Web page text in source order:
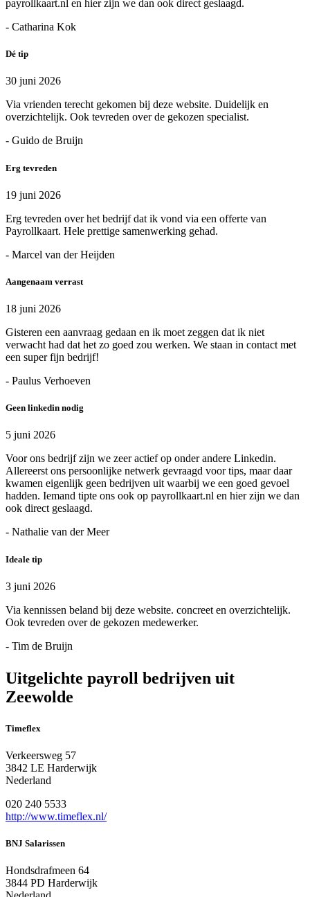
payrollkaart.nl en hier zijn we dan ook direct geslaagd.
- Catharina Kok
Dé tip
30 juni 2026
Via vrienden terecht gekomen bij deze website. Duidelijk en
overzichtelijk. Ook tevreden over de gekozen specialist.
- Guido de Bruijn
Erg tevreden
19 juni 2026
Erg tevreden over het bedrijf dat ik vond via een offerte van
Payrollkaart. Hele prettige samenwerking gehad.
- Marcel van der Heijden
Aangenaam verrast
18 juni 2026
Gisteren een aanvraag gedaan en ik moet zeggen dat ik niet
verwacht had dat het zo goed zou werken. We staan in contact met
een super fijn bedrijf!
- Paulus Verhoeven
Geen linkedin nodig
5 juni 2026
Voor ons bedrijf zijn we zeer actief op onder andere Linkedin.
Allereerst ons persoonlijke netwerk gevraagd voor tips, maar daar
kwamen eigenlijk geen bedrijven uit waarbij we een goed gevoel
hadden. Iemand tipte ons ook op payrollkaart.nl en hier zijn we dan
ook direct geslaagd.
- Nathalie van der Meer
Ideale tip
3 juni 2026
Via kennissen beland bij deze website. concreet en overzichtelijk.
Ook tevreden over de gekozen medewerker.
- Tim de Bruijn
Uitgelichte payroll bedrijven uit
Zeewolde
Timeflex
Verkeersweg 57
3842 LE Harderwijk
Nederland
020 240 5533
http://www.timeflex.nl/
BNJ Salarissen
Hondsdrafmeen 64
3844 PD Harderwijk